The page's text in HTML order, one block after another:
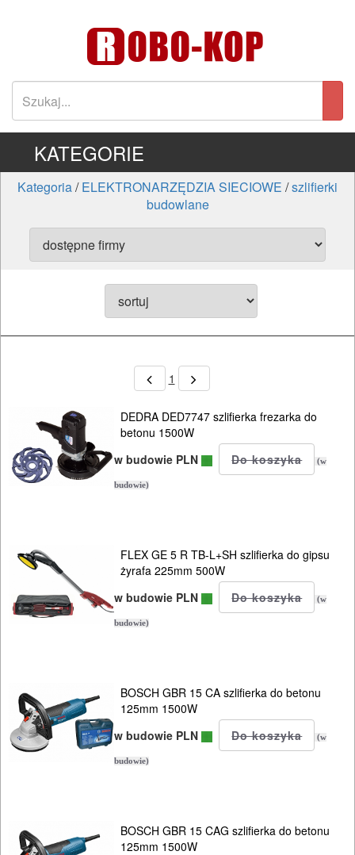
KATEGORIE
Kategoria/ELEKTRONARZĘDZIA SIECIOWE /szlifierki
budowlane
1
DEDRA DED7747 szlifierka frezarka do
betonu 1500W
w budowie PLN
(w
budowie)
FLEX GE 5 R TB-L+SH szlifierka do gipsu
żyrafa 225mm 500W
w budowie PLN
(w
budowie)
BOSCH GBR 15 CA szlifierka do betonu
125mm 1500W
w budowie PLN
(w
budowie)
BOSCH GBR 15 CAG szlifierka do betonu
125mm 1500W